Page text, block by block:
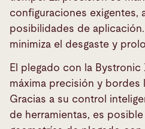
configuraciones exigentes,
posibilidades de
minimiza el desgaste y
El plegado con la
máxima precisión y bordes
Gracias a su control
de herramientas, es